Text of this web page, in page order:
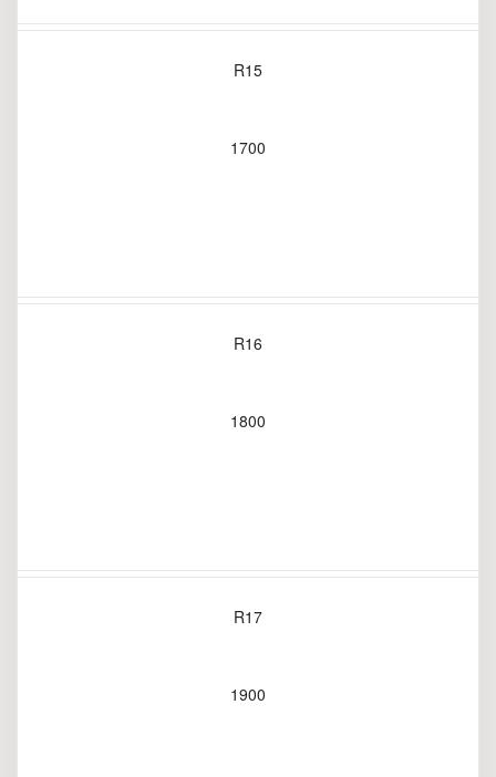
R15
1700
R16
1800
R17
1900